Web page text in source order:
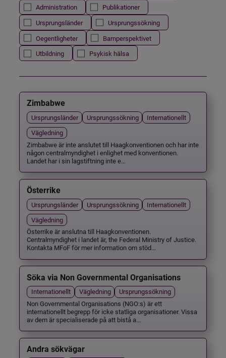
Administration
Publikationer
Ursprungsländer
Ursprungssökning
Oegentligheter
Barnperspektivet
Utbildning
Psykisk hälsa
Zimbabwe
Ursprungsländer Ursprungssökning
Internationellt
Vägledning
Zimbabwe är inte anslutet till Haagkonventionen och har inte
någon centralmyndighet i enlighet med konventionen.
Landet har i sin lagstiftning inte e...
Österrike
Ursprungsländer Ursprungssökning
Internationellt
Vägledning
Österrike är anslutna till Haagkonventionen.
Centralmyndighet i landet är, the Federal Ministry of Justice.
Kontakta MFoF för mer information om stöd...
Söka via Non Governmental Organisations
Internationellt Vägledning
Ursprungssökning
Non Governmental Organisations (NGO:s) är ett
internationellt begrepp för icke statliga organisationer. Vissa
av dem är specialiserade på att bistå a...
Andra sökvägar